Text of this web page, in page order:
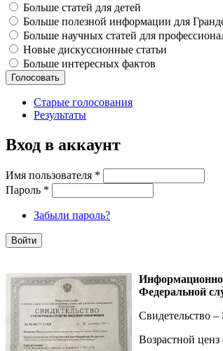
Больше статей для детей
Больше полезной информации для
Больше научных статей для
Новые дискуссионные статьи
Больше интересных фактов
Старые голосования
Результаты
Вход в аккаунт
Имя пользователя *
Пароль *
Забыли пароль?
Федеральной
Свидетельство –
Возрастной ценз